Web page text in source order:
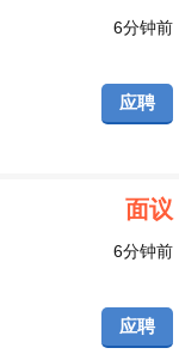
6分钟前
应聘
面议
6分钟前
应聘